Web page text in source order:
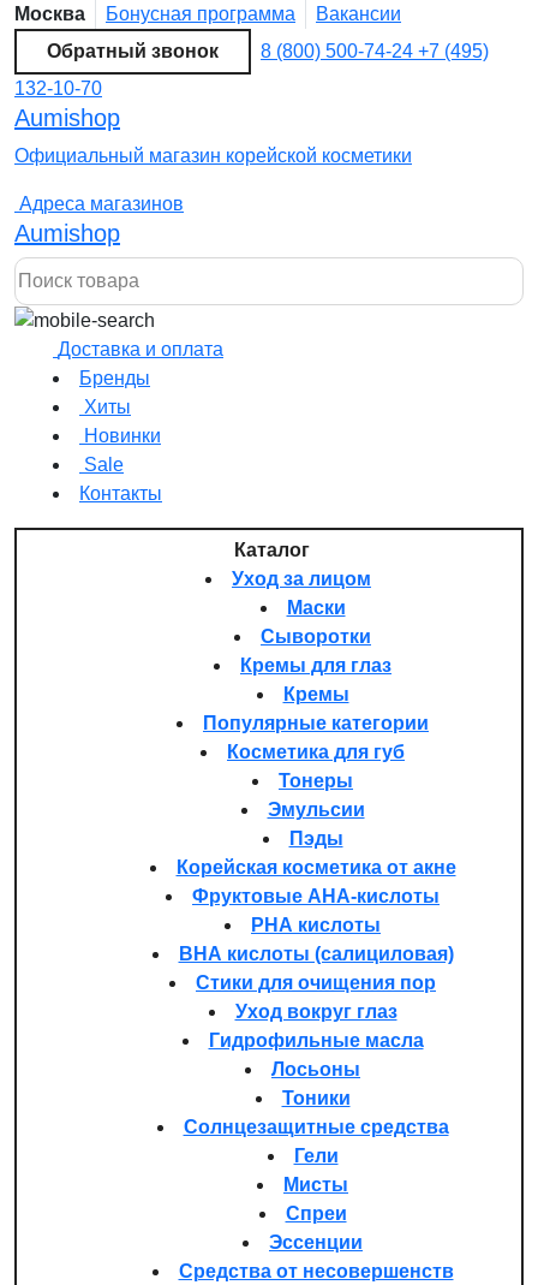
Москва Бонусная программа
Вакансии
Обратный звонок
8 (800) 500-74-24 +7 (495)
132-10-70
Aumishop
Официальный магазин корейской косметики
Адреса магазинов
Aumishop
Доставка и оплата
Бренды
Хиты
Новинки
Sale
Контакты
Каталог
Уход за лицом
Маски
Сыворотки
Кремы для глаз
Кремы
Популярные категории
Косметика для губ
Тонеры
Эмульсии
Пэды
Корейская косметика от акне
Фруктовые AHA-кислоты
PHA кислоты
BHA кислоты (салициловая)
Стики для очищения пор
Уход вокруг глаз
Гидрофильные масла
Лосьоны
Тоники
Солнцезащитные средства
Гели
Мисты
Спреи
Эссенции
Средства от несовершенств